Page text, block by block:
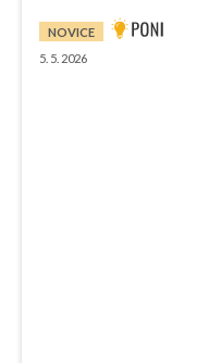
NOVICE
5. 5. 2026